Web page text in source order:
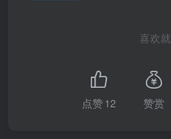
喜欢
点赞12 赞赏